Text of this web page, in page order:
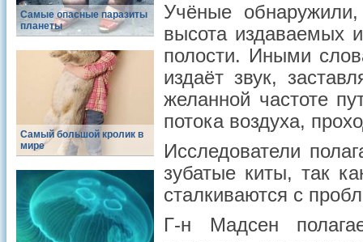
Самые опасные паразиты
планеты
Самый большой кролик в
мире
Учёные
высота издаваемых
полости. Иными
издаёт звук,
желанной частоте
потока воздуха,
Исследователи
зубатые киты, так
сталкиваются с
Г-н Мадсен